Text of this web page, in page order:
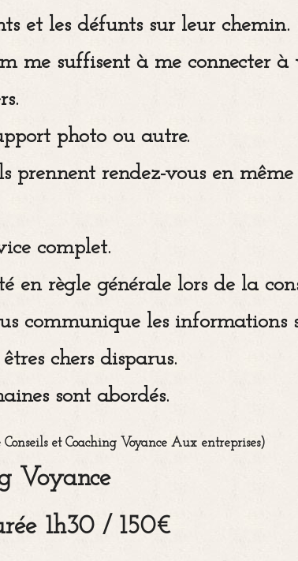
et les défunts sur leur chemin.
me suffisent à me connecter à
photo ou autre.
prennent rendez-vous en
complet.
en règle générale lors de la
communique les informations
chers disparus.
sont abordés.
et Coaching Voyance Aux entreprises)
Voyance
1h30 / 150€